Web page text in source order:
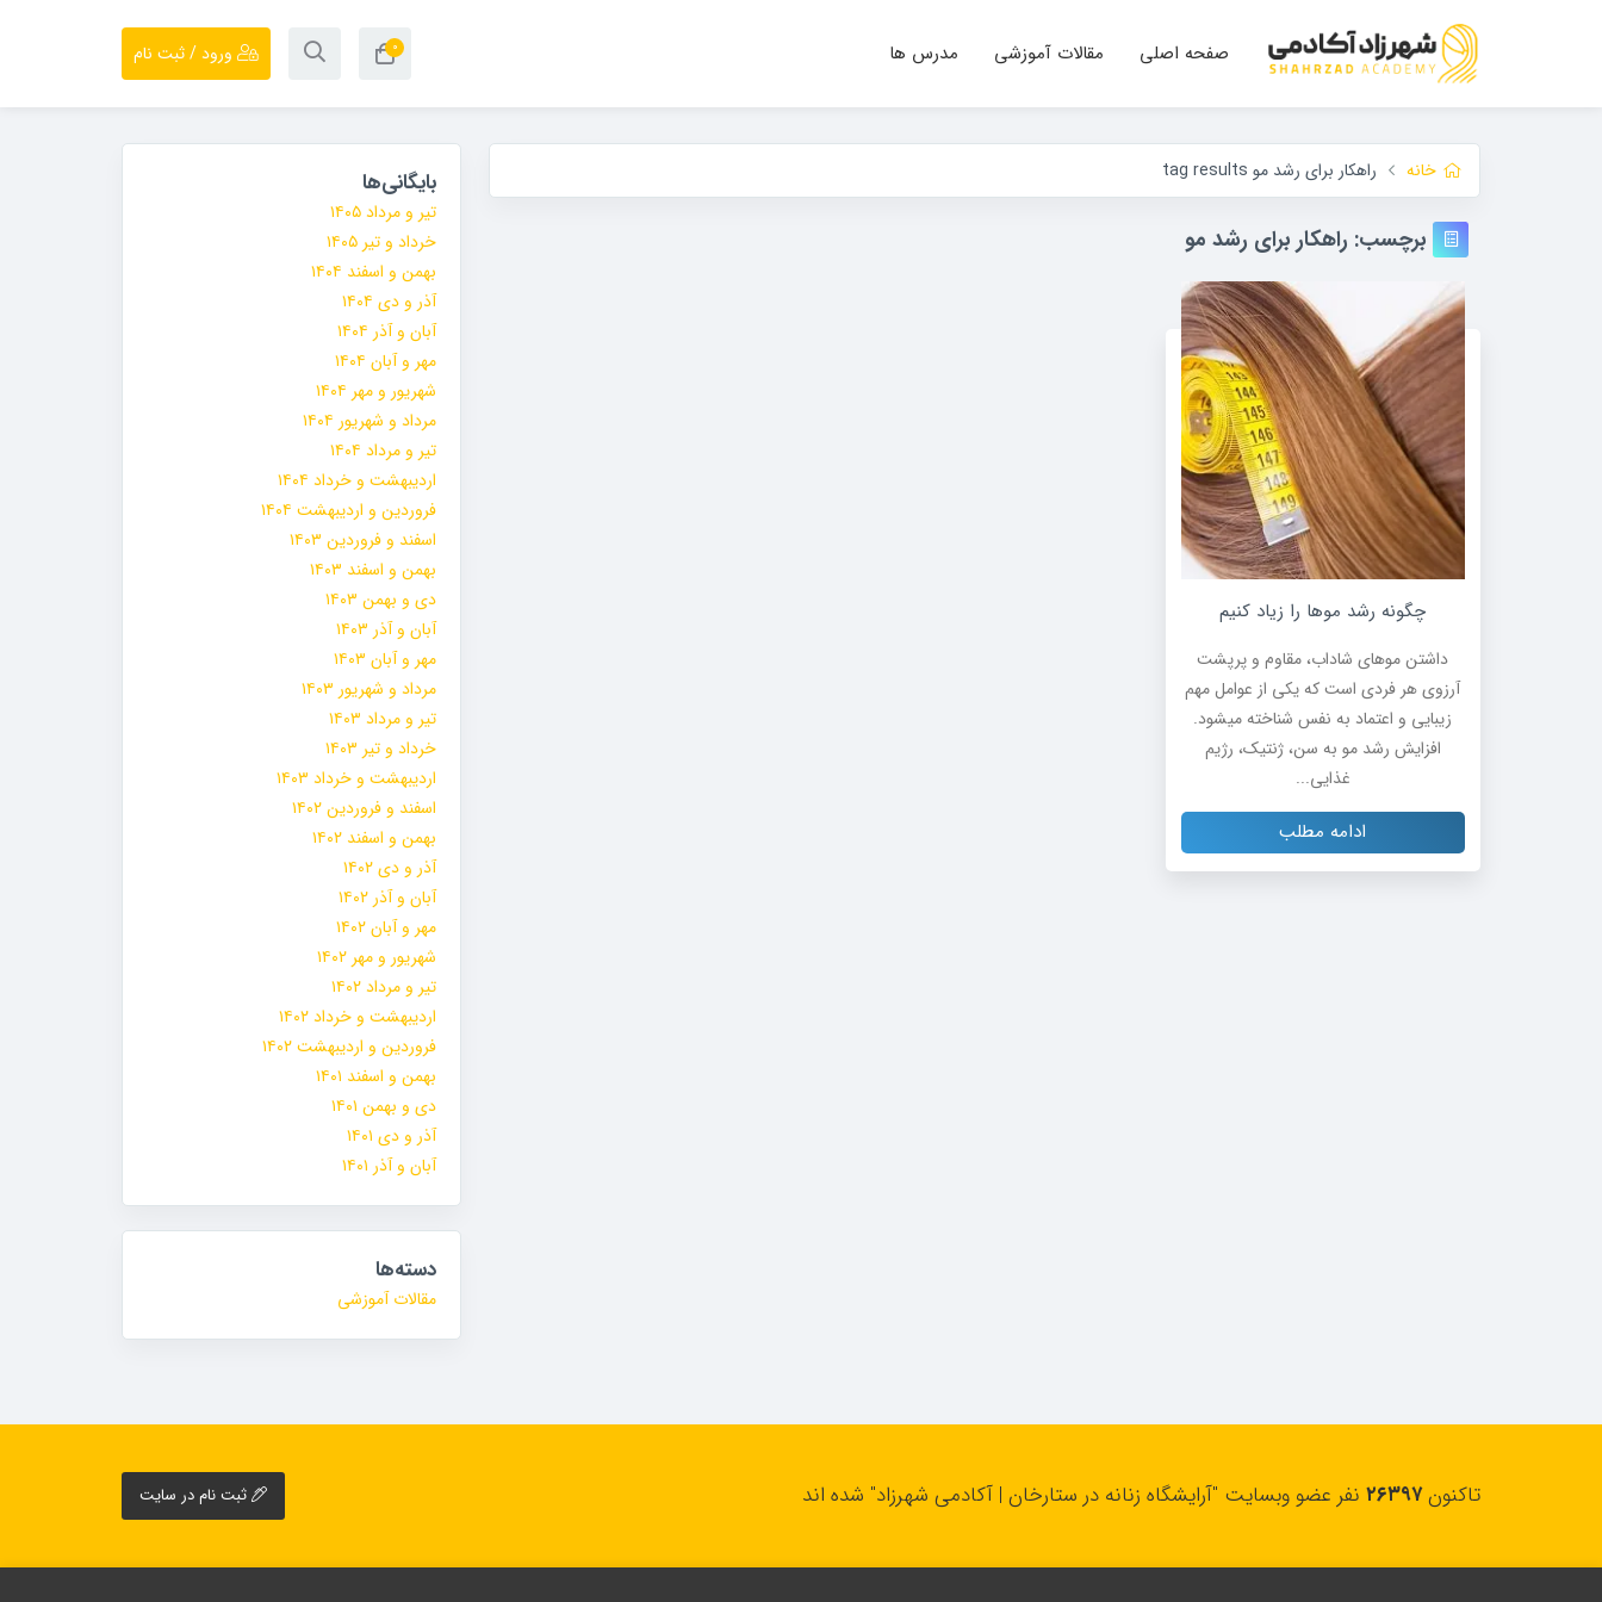
صفحه اصلی مقالات آموزشی مدرس ها ورود / ثبت نام ۰
خانه راهکار برای رشد مو tag results
برچسب: راهکار برای رشد مو
چگونه رشد موها را زیاد کنیم
داشتن موهای شاداب، مقاوم و پرپشت
آرزوی هر فردی است که یکی از عوامل مهم
زیبایی و اعتماد به نفس شناخته میشود.
افزایش رشد مو به سن، ژنتیک، رژیم
غذایی...
ادامه مطلب
بایگانی‌ها
تیر و مرداد ۱۴۰۵
خرداد و تیر ۱۴۰۵
بهمن و اسفند ۱۴۰۴
آذر و دی ۱۴۰۴
آبان و آذر ۱۴۰۴
مهر و آبان ۱۴۰۴
شهریور و مهر ۱۴۰۴
مرداد و شهریور ۱۴۰۴
تیر و مرداد ۱۴۰۴
اردیبهشت و خرداد ۱۴۰۴
فروردین و اردیبهشت ۱۴۰۴
اسفند و فروردین ۱۴۰۳
بهمن و اسفند ۱۴۰۳
دی و بهمن ۱۴۰۳
آبان و آذر ۱۴۰۳
مهر و آبان ۱۴۰۳
مرداد و شهریور ۱۴۰۳
تیر و مرداد ۱۴۰۳
خرداد و تیر ۱۴۰۳
اردیبهشت و خرداد ۱۴۰۳
اسفند و فروردین ۱۴۰۲
بهمن و اسفند ۱۴۰۲
آذر و دی ۱۴۰۲
آبان و آذر ۱۴۰۲
مهر و آبان ۱۴۰۲
شهریور و مهر ۱۴۰۲
تیر و مرداد ۱۴۰۲
اردیبهشت و خرداد ۱۴۰۲
فروردین و اردیبهشت ۱۴۰۲
بهمن و اسفند ۱۴۰۱
دی و بهمن ۱۴۰۱
آذر و دی ۱۴۰۱
آبان و آذر ۱۴۰۱
دسته‌ها
مقالات آموزشی
تاکنون۲۶۳۹۷ نفر عضو وبسایت "آرایشگاه زنانه در ستارخان | آکادمی شهرزاد" شده اند ثبت نام در سایت